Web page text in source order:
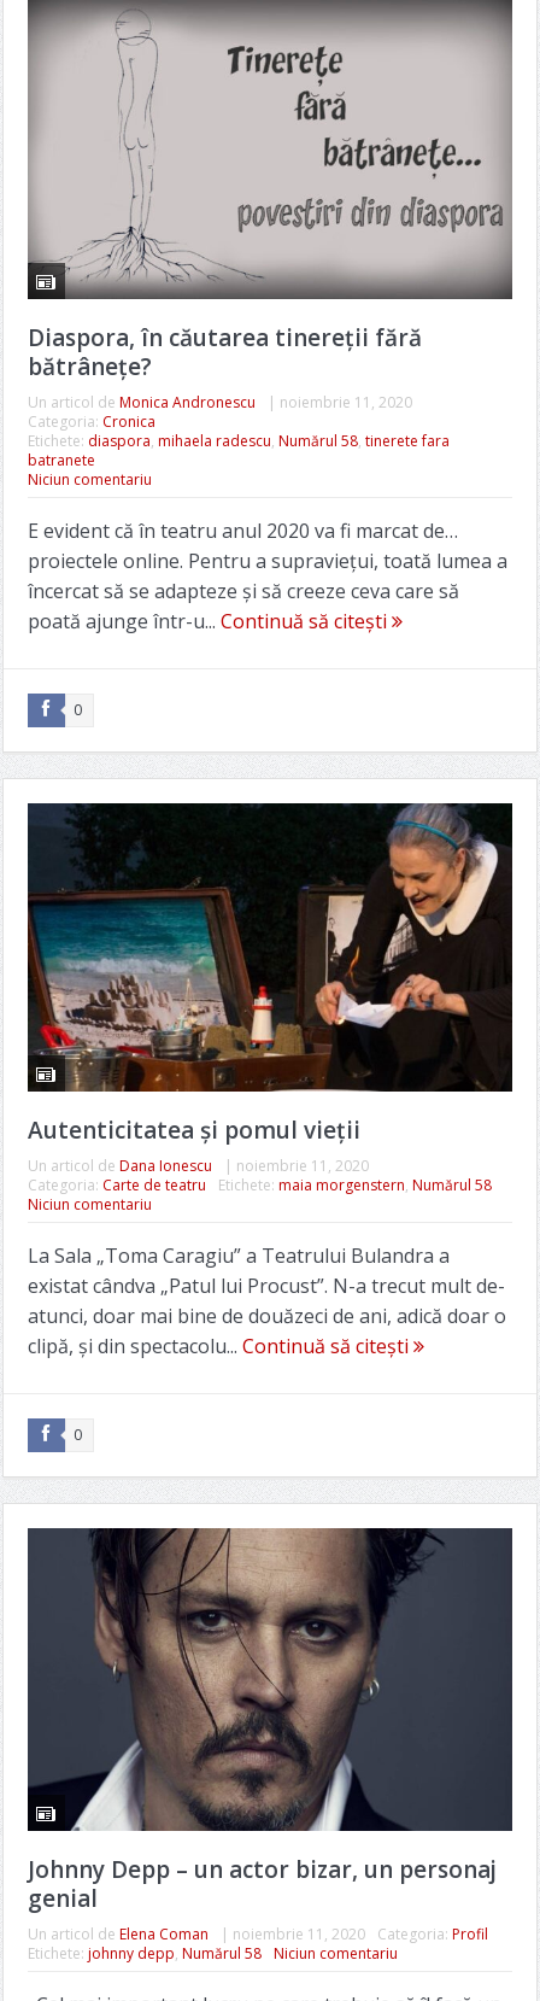
Diaspora, în căutarea tinereții fără
bătrânețe?
Un articol de Monica Andronescu | noiembrie 11, 2020
Categoria: Cronica
Etichete: diaspora, mihaela radescu, Numărul 58, tinerete fara
batranete
Niciun comentariu
E evident că în teatru anul 2020 va fi marcat de…
proiectele online. Pentru a supraviețui, toată lumea a
încercat să se adapteze și să creeze ceva care să
poată ajunge într-u... Continuă să citești
0
Autenticitatea și pomul vieții
Un articol de Dana Ionescu | noiembrie 11, 2020
Categoria: Carte de teatru Etichete: maia morgenstern, Numărul 58
Niciun comentariu
La Sala „Toma Caragiu” a Teatrului Bulandra a
existat cândva „Patul lui Procust”. N-a trecut mult de-
atunci, doar mai bine de douăzeci de ani, adică doar o
clipă, și din spectacolu... Continuă să citești
0
Johnny Depp – un actor bizar, un personaj
genial
Un articol de Elena Coman | noiembrie 11, 2020 Categoria: Profil
Etichete: johnny depp, Numărul 58 Niciun comentariu